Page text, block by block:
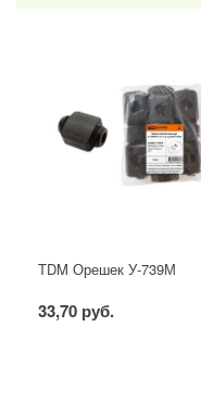
TDM Орешек У-739М
33,70 руб.